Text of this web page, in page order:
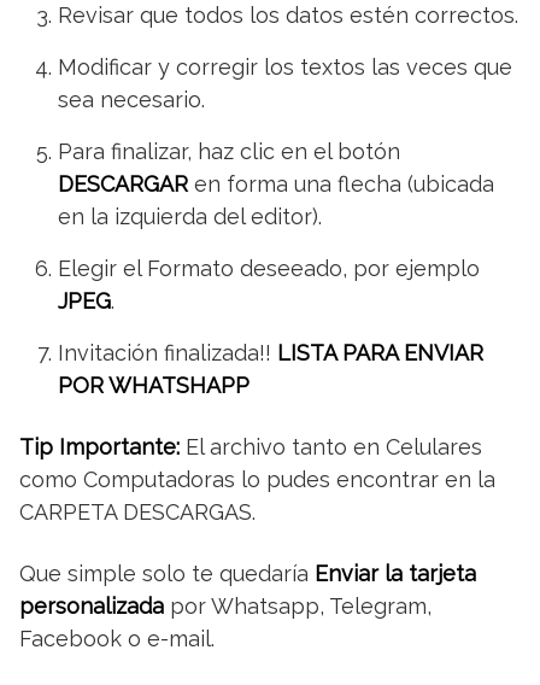
Revisar que todos los datos estén correctos.
Modificar y corregir los textos las veces que
sea necesario.
Para finalizar, haz clic en el botón
DESCARGAR en forma una flecha (ubicada
en la izquierda del editor).
Elegir el Formato deseeado, por ejemplo
JPEG.
Invitación finalizada!! LISTA PARA ENVIAR
POR WHATSHAPP
Tip Importante: El archivo tanto en Celulares
como Computadoras lo pudes encontrar en la
CARPETA DESCARGAS.
Que simple solo te quedaría Enviar la tarjeta
personalizada por Whatsapp, Telegram,
Facebook o e-mail.